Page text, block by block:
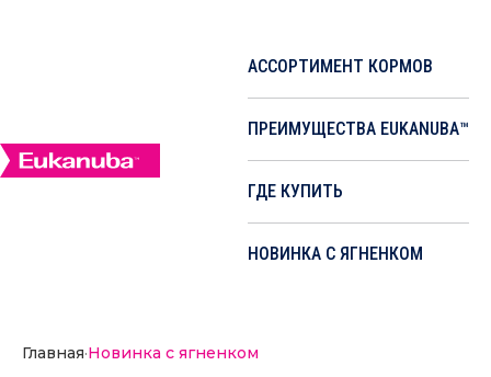
АССОРТИМЕНТ КОРМОВ
ПРЕИМУЩЕСТВА EUKANUBA™
ГДЕ КУПИТЬ
НОВИНКА С ЯГНЕНКОМ
Главная·Новинка с ягненком